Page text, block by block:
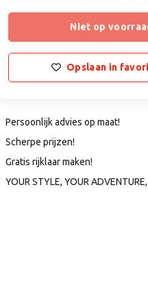
Niet op
Opslaan in
Persoonlijk advies op maat!
Scherpe prijzen!
Gratis rijklaar maken!
YOUR STYLE, YOUR